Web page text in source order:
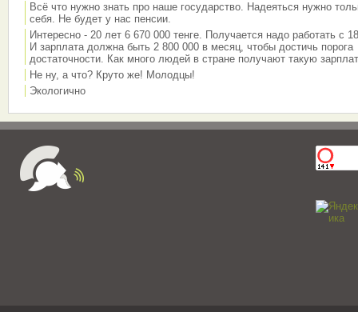
Всё что нужно знать про наше государство. Надеяться нужно
себя. Не будет у нас пенсии.
Интересно - 20 лет 6 670 000 тенге. Получается надо работать с
И зарплата должна быть 2 800 000 в месяц, чтобы достичь порога
достаточности. Как много людей в стране получают такую
Не ну, а что? Круто же! Молодцы!
Экологично